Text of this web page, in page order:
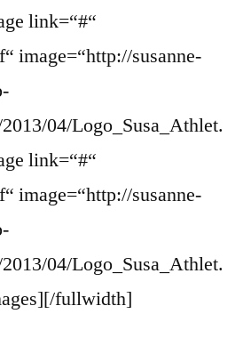
link=“#“
image=“http://susanne-
04/Logo_Susa_Athlet.
link=“#“
image=“http://susanne-
04/Logo_Susa_Athlet.
fullwidth]